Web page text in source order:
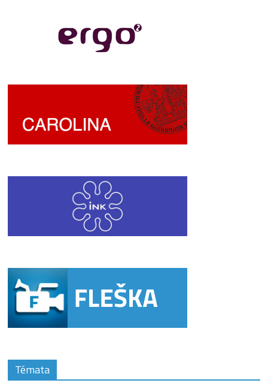
Témata